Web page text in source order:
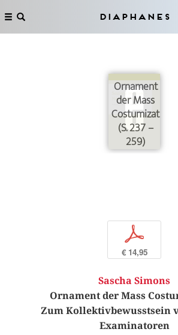
Diaphanes
Ornament
der Mass
Costumization
(S. 237 –
259)
p
€ 14,95
Sascha Simons
Ornament der Mass
Zum Kollektivbewusstsein
Examinatoren